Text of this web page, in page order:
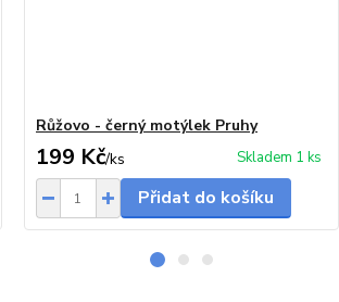
Růžovo - černý motýlek Pruhy
199 Kč/ks Skladem 1 ks
Přidat do košíku